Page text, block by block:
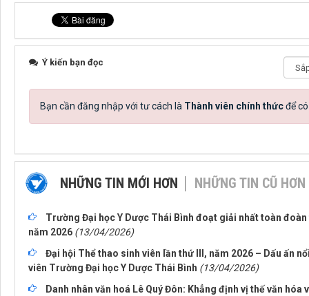
Ý kiến bạn đọc
Bạn cần đăng nhập với tư cách là Thành viên chính thứcđể
NHỮNG TIN MỚI HƠN NHỮNG TIN CŨ HƠN
Trường Đại học Y Dược Thái Bình đoạt giải nhất toàn
năm 2026 (13/04/2026)
Đại hội Thể thao sinh viên lần thứ III, năm 2026 – Dấu ấn
viên Trường Đại học Y Dược Thái Bình (13/04/2026)
Danh nhân văn hoá Lê Quý Đôn: Khẳng định vị thế văn hóa